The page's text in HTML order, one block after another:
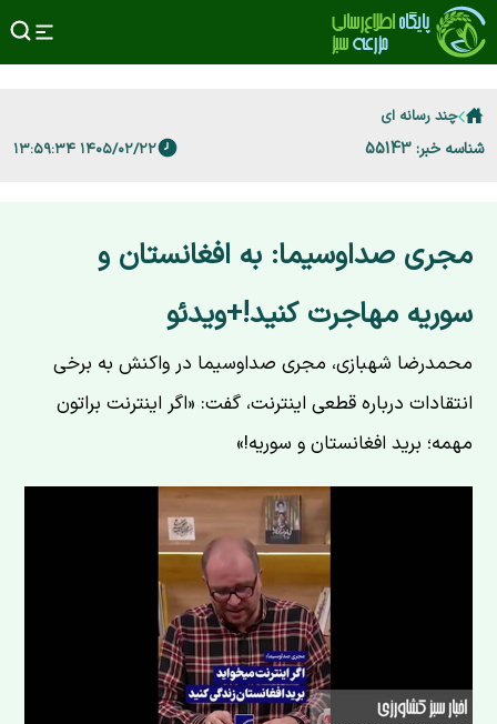
چند رسانه ای
شناسه خبر: 55143 ۱۴۰۵/۰۲/۲۲ ۱۳:۵۹:۳۴
مجری صداوسیما: به افغانستان و
سوریه مهاجرت کنید!+ویدئو
محمدرضا شهبازی، مجری صداوسیما در واکنش به برخی
انتقادات درباره قطعی اینترنت، گفت: «اگر اینترنت براتون
مهمه؛ برید افغانستان و سوریه!»